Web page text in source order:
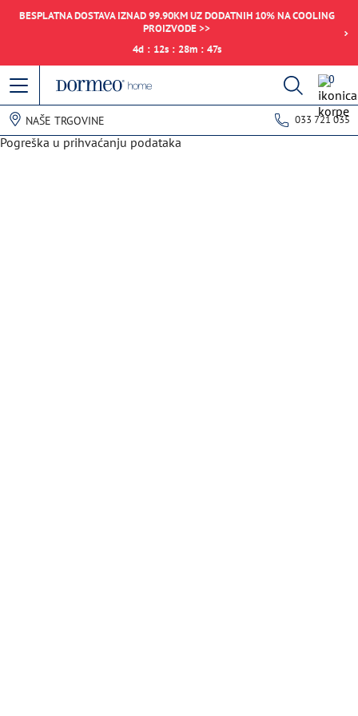
BESPLATNA DOSTAVA IZNAD 99.90KM UZ DODATNIH 10% NA COOLING
PROIZVODE >>
4d : 12s : 28m : 47s
0
NAŠE TRGOVINE 033 721 035
Pogreška u prihvaćanju podataka